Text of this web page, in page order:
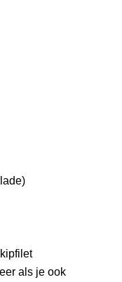
als je ook